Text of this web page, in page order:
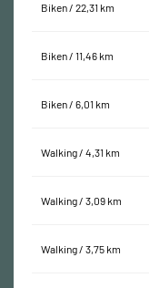
Biken / 22,31 km
Biken / 11,46 km
Biken / 6,01 km
Walking / 4,31 km
Walking / 3,09 km
Walking / 3,75 km